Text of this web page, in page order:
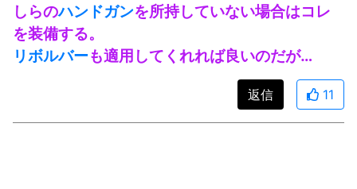
しらのハンドガンを所持していない場合はコレ
を装備する。
リボルバーも適用してくれれば良いのだが…
返信 11